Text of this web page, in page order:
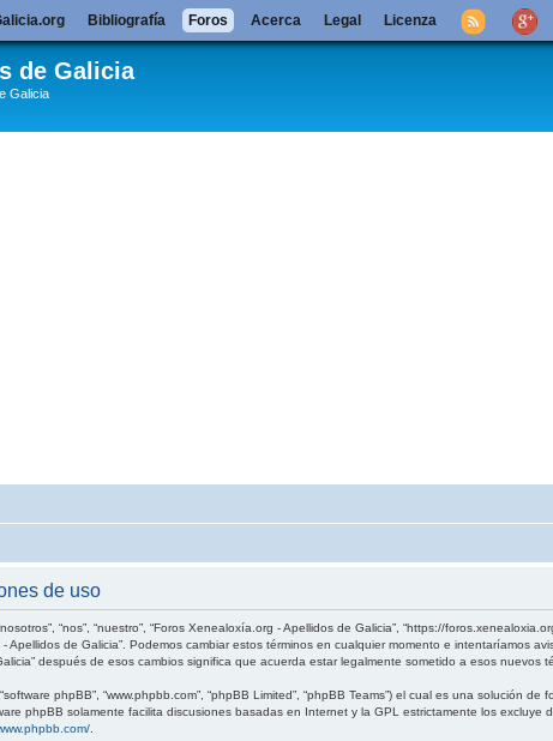
de Galicia
Galicia
de uso
“nos”, “nuestro”, “Foros Xenealoxía.org - Apellidos de Galicia”, “https://
de Galicia”. Podemos cambiar estos términos en cualquier momento e intentaríamos
después de esos cambios significa que acuerda estar legalmente sometido a esos nuevos
phpBB”, “www.phpbb.com”, “phpBB Limited”, “phpBB Teams”) el cual es una solución de
phpBB solamente facilita discusiones basadas en Internet y la GPL estrictamente los
Bibliografía Foros Acerca Legal Licenza